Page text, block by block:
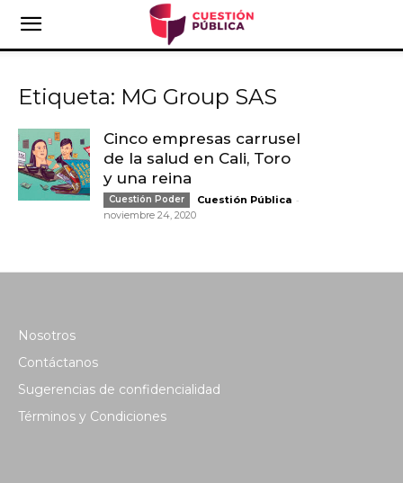
Etiqueta: MG Group SAS
Cinco empresas carrusel
de la salud en Cali, Toro
y una reina
Cuestión Poder Cuestión Pública -
noviembre 24, 2020
Nosotros
Contáctanos
Sugerencias de confidencialidad
Términos y Condiciones